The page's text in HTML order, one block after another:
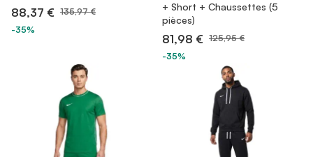
88,37 € 135,97 €
-35%
+ Short + Chaussettes (5
pièces)
81,98 € 125,95 €
-35%